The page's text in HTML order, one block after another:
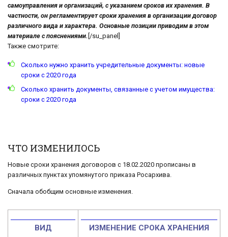
самоуправления и организаций, с указанием сроков их хранения. В
частности, он регламентирует сроки хранения в организации договор
различного вида и характера. Основные позиции приводим в этом
материале с пояснениями. [/su_panel]
Также смотрите:
Сколько нужно хранить учредительные документы: новые
сроки с 2020 года
Сколько хранить документы, связанные с учетом имущества:
сроки с 2020 года
ЧТО ИЗМЕНИЛОСЬ
Новые сроки хранения договоров с 18.02.2020 прописаны в
различных пунктах упомянутого приказа Росархива.
Сначала обобщим основные изменения.
ВИД
ИЗМЕНЕНИЕ СРОКА ХРАНЕНИЯ